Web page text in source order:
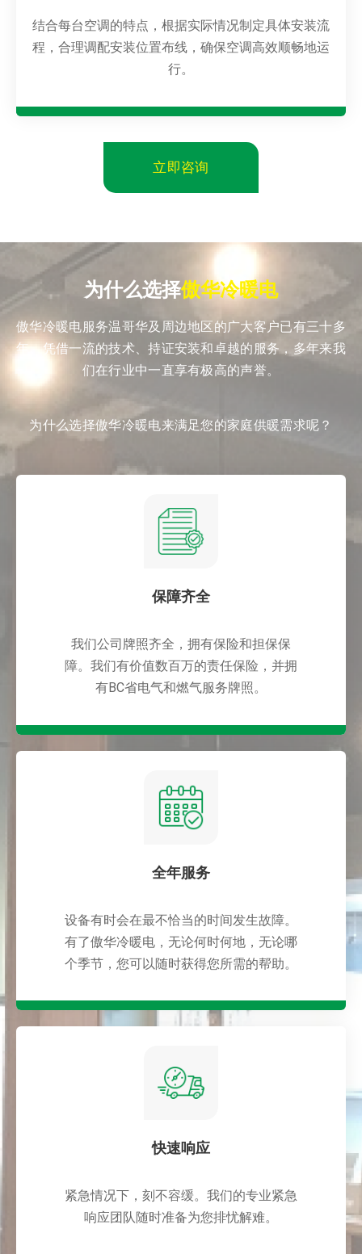
结合每台空调的特点，根据实际情况制定具体安装流
程，合理调配安装位置布线，确保空调高效顺畅地运
行。
立即咨询
为什么选择傲华冷暖电
傲华冷暖电服务温哥华及周边地区的广大客户已有三十多
年。凭借一流的技术、持证安装和卓越的服务，多年来我
们在行业中一直享有极高的声誉。
为什么选择傲华冷暖电来满足您的家庭供暖需求呢？
保障齐全
我们公司牌照齐全，拥有保险和担保保
障。我们有价值数百万的责任保险，并拥
有BC省电气和燃气服务牌照。
全年服务
设备有时会在最不恰当的时间发生故障。
有了傲华冷暖电，无论何时何地，无论哪
个季节，您可以随时获得您所需的帮助。
快速响应
紧急情况下，刻不容缓。我们的专业紧急
响应团队随时准备为您排忧解难。